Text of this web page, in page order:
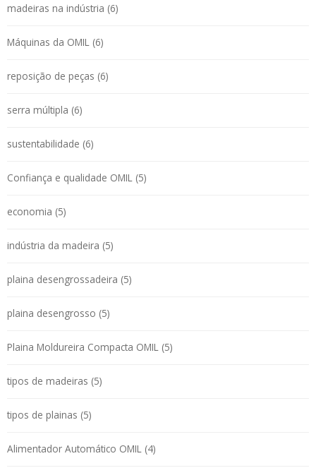
madeiras na indústria (6)
Máquinas da OMIL (6)
reposição de peças (6)
serra múltipla (6)
sustentabilidade (6)
Confiança e qualidade OMIL (5)
economia (5)
indústria da madeira (5)
plaina desengrossadeira (5)
plaina desengrosso (5)
Plaina Moldureira Compacta OMIL (5)
tipos de madeiras (5)
tipos de plainas (5)
Alimentador Automático OMIL (4)